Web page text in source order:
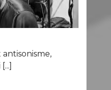
antisonisme,